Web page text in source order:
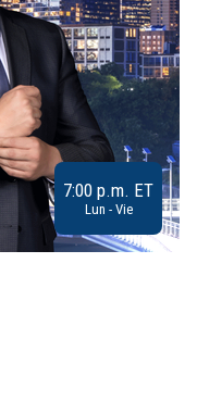
7:00 p.m. ET
Lun - Vie